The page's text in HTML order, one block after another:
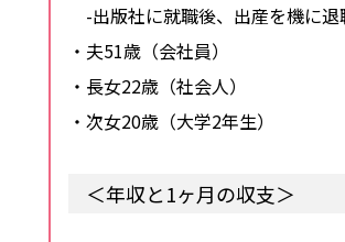
-出版社に就職後、出産を機に
・夫51歳（会社員）
・長女22歳（社会人）
・次女20歳（大学2年生）
＜年収と1ヶ月の収支＞